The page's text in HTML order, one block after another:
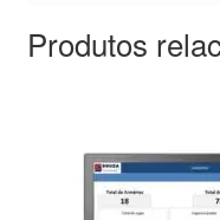
Produtos